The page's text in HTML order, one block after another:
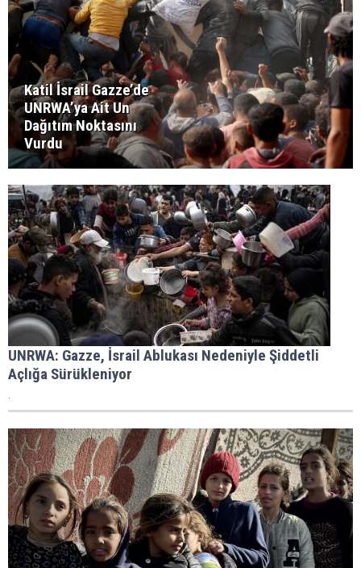
Katil İsrail Gazze’de
UNRWA’ya Ait Un
Dağıtım Noktasını
Vurdu
UNRWA: Gazze, İsrail Ablukası Nedeniyle Şiddetli
Açlığa Sürükleniyor
.